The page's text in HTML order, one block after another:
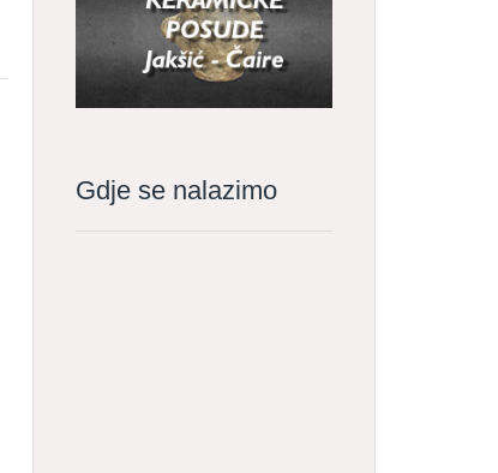
Gdje se nalazimo